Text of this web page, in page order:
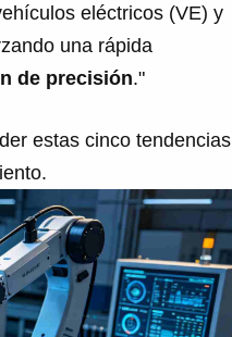
eléctricos (VE) y
una rápida
de precisión."
estas cinco tendencias